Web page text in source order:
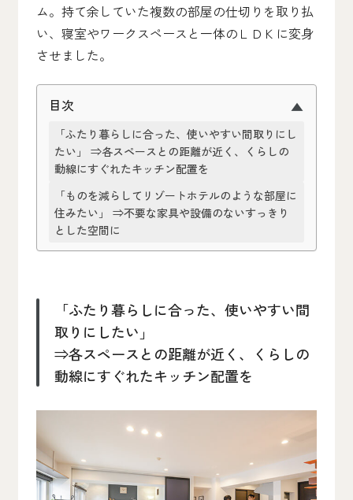
ム。持て余していた複数の部屋の仕切りを取り払
い、寝室やワークスペースと一体のＬＤＫに変身
させました。
目次
「ふたり暮らしに合った、使いやすい間取りにし
たい」 ⇒各スペースとの距離が近く、くらしの
動線にすぐれたキッチン配置を
「ものを減らしてリゾートホテルのような部屋に
住みたい」 ⇒不要な家具や設備のないすっきり
とした空間に
「ふたり暮らしに合った、使いやすい間
取りにしたい」
⇒各スペースとの距離が近く、くらしの
動線にすぐれたキッチン配置を